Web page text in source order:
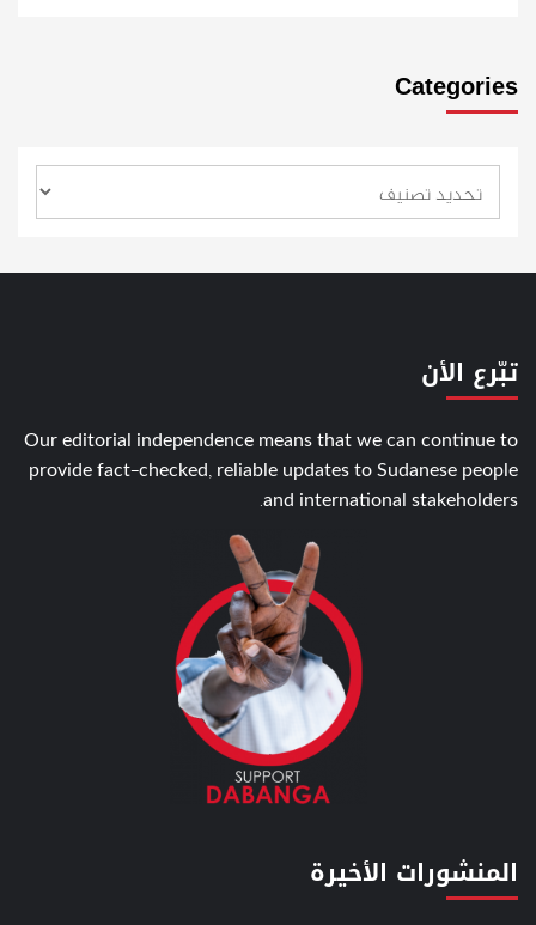
Categories
تبّرع الأن
Our editorial independence means that we can continue to
provide fact-checked, reliable updates to Sudanese people
and international stakeholders.
المنشورات الأخيرة